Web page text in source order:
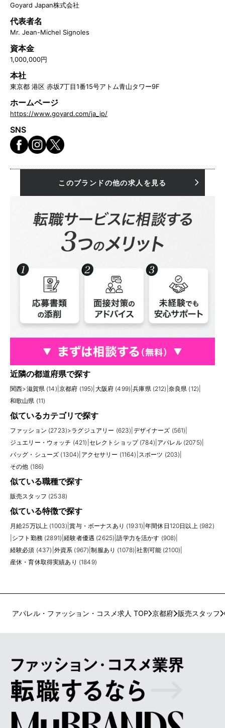
Goyard Japan株式会社
代表者名
Mr. Jean-Michel Signoles
資本金
1,000,000円
本社
東京都 港区 赤坂7丁目1番15号アトム青山タワー9F
ホームページ
https://www.goyard.com/ja_jp/
SNS
このブランドの他の求人を見る
近隣の都道府県で探す
関西>滋賀県 (14) 京都府 (195) 大阪府 (499) |兵庫県 (212) 奈良県 (12)
和歌山県 (11)
似ているカテゴリで探す
ファッション (2723)>ラグジュアリー (623) デザイナーズ (561)
ジュエリー・ウォッチ (421) セレクトショップ (784) アパレル (2075)
バッグ・シューズ (1304) アクセサリー (1164) スポーツ (203)
その他 (186)
似ている職種で探す
販売スタッフ (2538)
似ている特徴で探す
月給25万以上 (1003) |賞与・ボーナスあり (1931) |年間休日120日以上 (982)
シフト勤務 (2891) |経験者優遇 (2625) |語学力を活かす (908)
経験必須 (437) 外資系 (967) |制服あり (1078) |社割可能 (2100)
産休・育休取得実績あり (1849)
アパレル・ファッション・コスメ求人 TOP 京都府 販売スタッフ